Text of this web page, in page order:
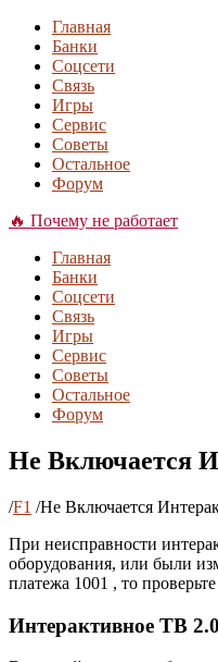
Главная
Банки
Соцсети
Связь
Игры
Сервис
Советы
Остальное
Форум
🔥 Почему не работает
Главная
Банки
Соцсети
Связь
Игры
Сервис
Советы
Остальное
Форум
Не Включается
/F1 /Не Включается
При неисправности
оборудования, или были
платежа 1001 , то
Интерактивное ТВ